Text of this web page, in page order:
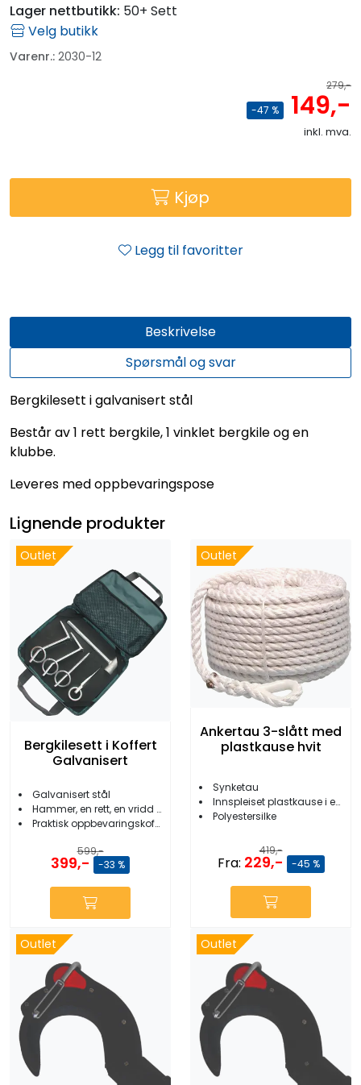
Lager nettbutikk: 50+ Sett
Velg butikk
Varenr.: 2030-12
279,-
-47 %
149,-
inkl. mva.
Kjøp
Legg til favoritter
Beskrivelse
Spørsmål og svar
Bergkilesett i galvanisert stål
Består av 1 rett bergkile, 1 vinklet bergkile og en
klubbe.
Leveres med oppbevaringspose
Lignende produkter
Outlet
Bergkilesett i Koffert
Galvanisert
Galvanisert stål
Hammer, en rett, en vridd og to vinklede bergkiler
Praktisk oppbevaringskoffert
599,-
399,- -33 %
Outlet
Ankertau 3-slått med
plastkause hvit
Synketau
Innspleiset plastkause i en ende
Polyestersilke
419,-
Fra: 229,- -45 %
Outlet Outlet